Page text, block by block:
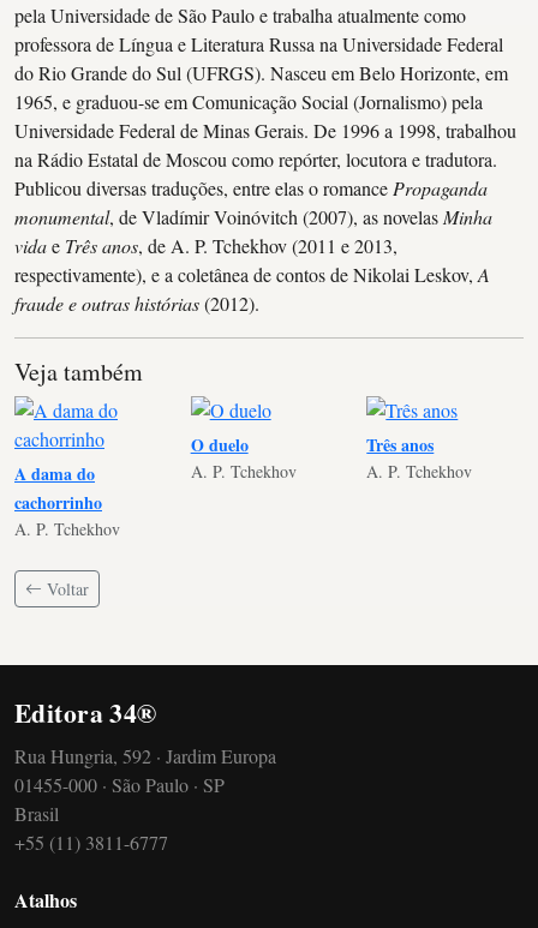
pela Universidade de São Paulo e trabalha atualmente como
professora de Língua e Literatura Russa na Universidade Federal
do Rio Grande do Sul (UFRGS). Nasceu em Belo Horizonte, em
1965, e graduou-se em Comunicação Social (Jornalismo) pela
Universidade Federal de Minas Gerais. De 1996 a 1998, trabalhou
na Rádio Estatal de Moscou como repórter, locutora e tradutora.
Publicou diversas traduções, entre elas o romance Propaganda
monumental, de Vladímir Voinóvitch (2007), as novelas Minha
vidae Três anos, de A. P. Tchekhov (2011 e 2013,
respectivamente), e a coletânea de contos de Nikolai Leskov, A
fraude e outras histórias(2012).
Veja também
A dama do
cachorrinho
A. P. Tchekhov
O duelo
A. P. Tchekhov
Três anos
A. P. Tchekhov
Voltar
Editora 34®
Rua Hungria, 592 · Jardim Europa
01455-000 · São Paulo · SP
Brasil
+55 (11) 3811-6777
Atalhos